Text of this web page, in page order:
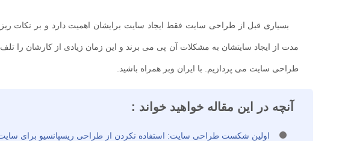
بسیاری قبل از طراحی سایت فقط ایجاد سایت برایشان اهمیت دارد و بر نکات
مدت از ایجاد سایتشان به مشکلات آن پی می برند و این زمان زیادی از کارشان را
طراحی سایت می پردازیم. با ایران وبر همراه باشید.
آنچه در این مقاله خواهید خواند :
اولین شکست طراحی سایت: استفاده نکردن از طراحی ریسپانسیو برای